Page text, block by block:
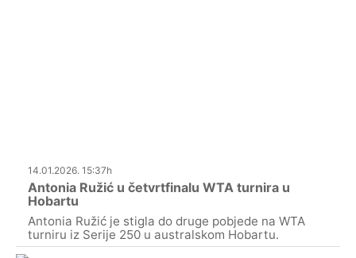
14.01.2026. 15:37h
Antonia Ružić u četvrtfinalu WTA turnira u
Hobartu
Antonia Ružić je stigla do druge pobjede na WTA
turniru iz Serije 250 u australskom Hobartu.